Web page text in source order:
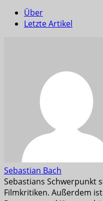
Über
Letzte Artikel
Sebastian Bach
Sebastians Schwerpunkt
Filmkritiken. Außerdem